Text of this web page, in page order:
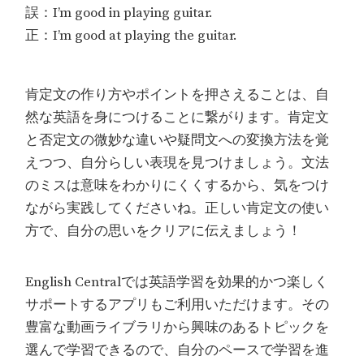
誤：I’m good in playing guitar.
正：I’m good at playing the guitar.
肯定文の作り方やポイントを押さえることは、自
然な英語を身につけることに繋がります。肯定文
と否定文の微妙な違いや疑問文への変換方法を覚
えつつ、自分らしい表現を見つけましょう。文法
のミスは意味をわかりにくくするから、気をつけ
ながら実践してくださいね。正しい肯定文の使い
方で、自分の思いをクリアに伝えましょう！
English Centralでは英語学習を効果的かつ楽しく
サポートするアプリもご利用いただけます。その
豊富な動画ライブラリから興味のあるトピックを
選んで学習できるので、自分のペースで学習を進